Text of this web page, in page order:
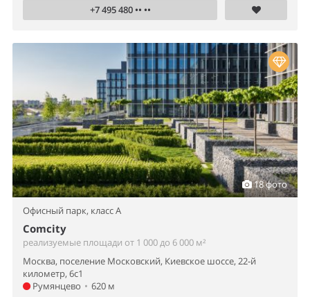
+7 495 480 •• ••
18 фото
Офисный парк, класс A
Comcity
реализуемые площади от 1 000 до 6 000 м²
Москва, поселение Московский, Киевское шоссе, 22-й
километр, 6с1
Румянцево • 620 м